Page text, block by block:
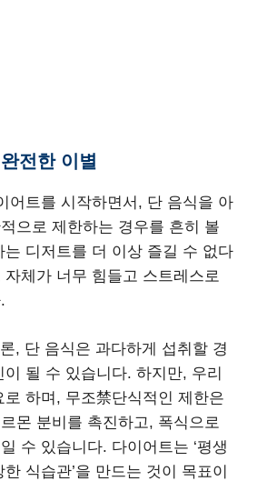
전한 이별
어트를 시작하면서, 단 음식을 아
으로 제한하는 경우를 흔히 볼
는 디저트를 더 이상 즐길 수 없다
체가 너무 힘들고 스트레스로
, 단 음식은 과다하게 섭취할 경
될 수 있습니다. 하지만, 우리
하며, 무조禁단식적인 제한은
몬 분비를 촉진하고, 폭식으로
수 있습니다. 다이어트는 ‘평생
식습관’을 만드는 것이 목표이